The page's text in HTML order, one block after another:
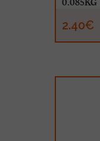
0.085KG
2.40€